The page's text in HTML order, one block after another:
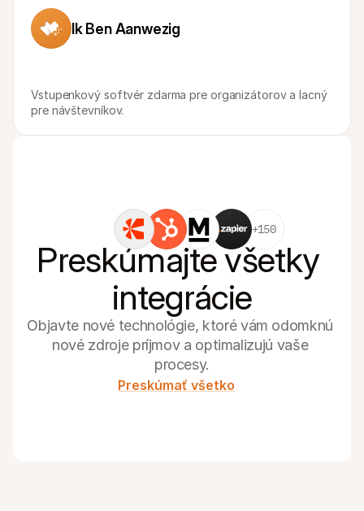
Ik Ben Aanwezig
Vstupenkový softvér zdarma pre organizátorov a lacný
pre návštevníkov.
+150
Preskúmajte všetky
integrácie
Objavte nové technológie, ktoré vám odomknú
nové zdroje príjmov a optimalizujú vaše
procesy.
Preskúmať všetko